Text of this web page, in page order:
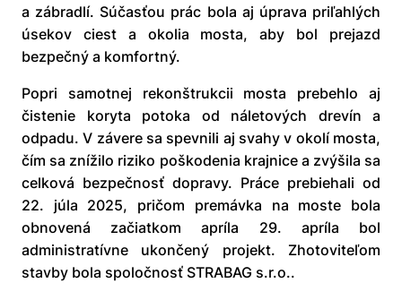
a zábradlí. Súčasťou prác bola aj úprava priľahlých
úsekov ciest a okolia mosta, aby bol prejazd
bezpečný a komfortný.
Popri samotnej rekonštrukcii mosta prebehlo aj
čistenie koryta potoka od náletových drevín a
odpadu. V závere sa spevnili aj svahy v okolí mosta,
čím sa znížilo riziko poškodenia krajnice a zvýšila sa
celková bezpečnosť dopravy. Práce prebiehali od
22. júla 2025, pričom premávka na moste bola
obnovená začiatkom apríla 29. apríla bol
administratívne ukončený projekt. Zhotoviteľom
stavby bola spoločnosť STRABAG s.r.o..